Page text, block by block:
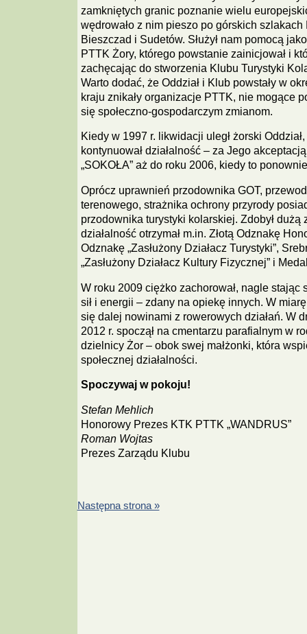
zamkniętych granic poznanie wielu
wędrowało z nim pieszo po górskich szlakach
Bieszczad i Sudetów. Służył nam pomocą
PTTK Żory, którego powstanie zainicjował i
zachęcając do stworzenia Klubu Turystyki
Warto dodać, że Oddział i Klub powstały w
kraju znikały organizacje PTTK, nie mogące
się społeczno-gospodarczym zmianom.
Kiedy w 1997 r. likwidacji uległ żorski Oddział,
kontynuował działalność – za Jego
„SOKOŁA” aż do roku 2006, kiedy to
Oprócz uprawnień przodownika GOT,
terenowego, strażnika ochrony przyrody
przodownika turystyki kolarskiej. Zdobył dużą
działalność otrzymał m.in. Złotą Odznakę
Odznakę „Zasłużony Działacz Turystyki”,
„Zasłużony Działacz Kultury Fizycznej” i
W roku 2009 ciężko zachorował, nagle stając
sił i energii – zdany na opiekę innych. W
się dalej nowinami z rowerowych działań. W
2012 r. spoczął na cmentarzu parafialnym w
dzielnicy Żor – obok swej małżonki, która
społecznej działalności.
Spoczywaj w pokoju!
Stefan Mehlich
Honorowy Prezes KTK PTTK „WANDRUS”
Roman Wojtas
Prezes Zarządu Klubu
Następna strona »